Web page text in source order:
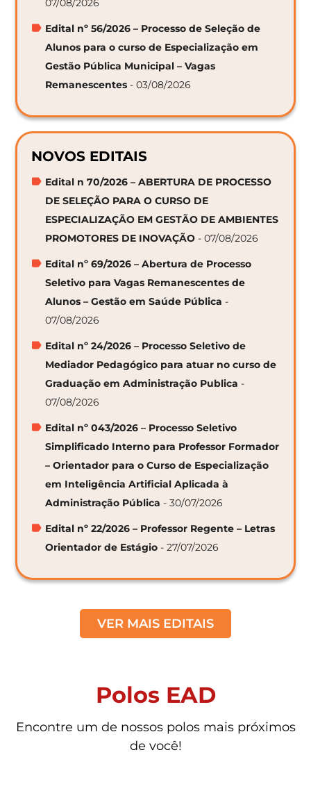
Edital nº 56/2026 – Processo de Seleção de
Alunos para o curso de Especialização em
Gestão Pública Municipal – Vagas
Remanescentes - 03/08/2026
NOVOS EDITAIS
Edital n 70/2026 – ABERTURA DE PROCESSO
DE SELEÇÃO PARA O CURSO DE
ESPECIALIZAÇÃO EM GESTÃO DE AMBIENTES
PROMOTORES DE INOVAÇÃO - 07/08/2026
Edital nº 69/2026 – Abertura de Processo
Seletivo para Vagas Remanescentes de
Alunos – Gestão em Saúde Pública -
07/08/2026
Edital nº 24/2026 – Processo Seletivo de
Mediador Pedagógico para atuar no curso de
Graduação em Administração Publica -
07/08/2026
Edital nº 043/2026 – Processo Seletivo
Simplificado Interno para Professor Formador
– Orientador para o Curso de Especialização
em Inteligência Artificial Aplicada à
Administração Pública - 30/07/2026
Edital nº 22/2026 – Professor Regente – Letras
Orientador de Estágio - 27/07/2026
VER MAIS EDITAIS
Polos EAD
Encontre um de nossos polos mais próximos
de você!